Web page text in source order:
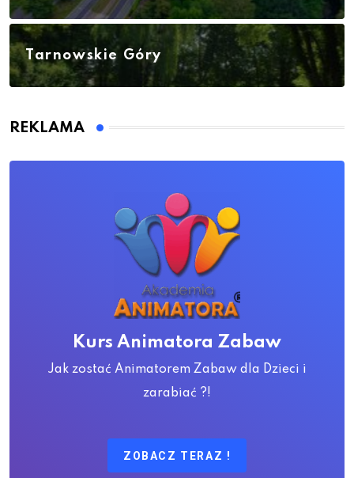
Tarnowskie Góry
REKLAMA
Kurs Animatora Zabaw
Jak zostać Animatorem Zabaw dla Dzieci i
zarabiać ?!
ZOBACZ TERAZ !